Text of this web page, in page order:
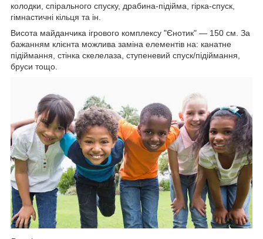
колодки, спірального спуску, драбина-підійма, гірка-спуск,
гімнастичні кільця та ін.
Висота майданчика ігрового комплексу "Єнотик" — 150 см. За
бажанням клієнта можлива заміна елементів на: канатне
підіймання, стінка скелелаза, ступеневий спуск/підіймання,
бруси тощо.